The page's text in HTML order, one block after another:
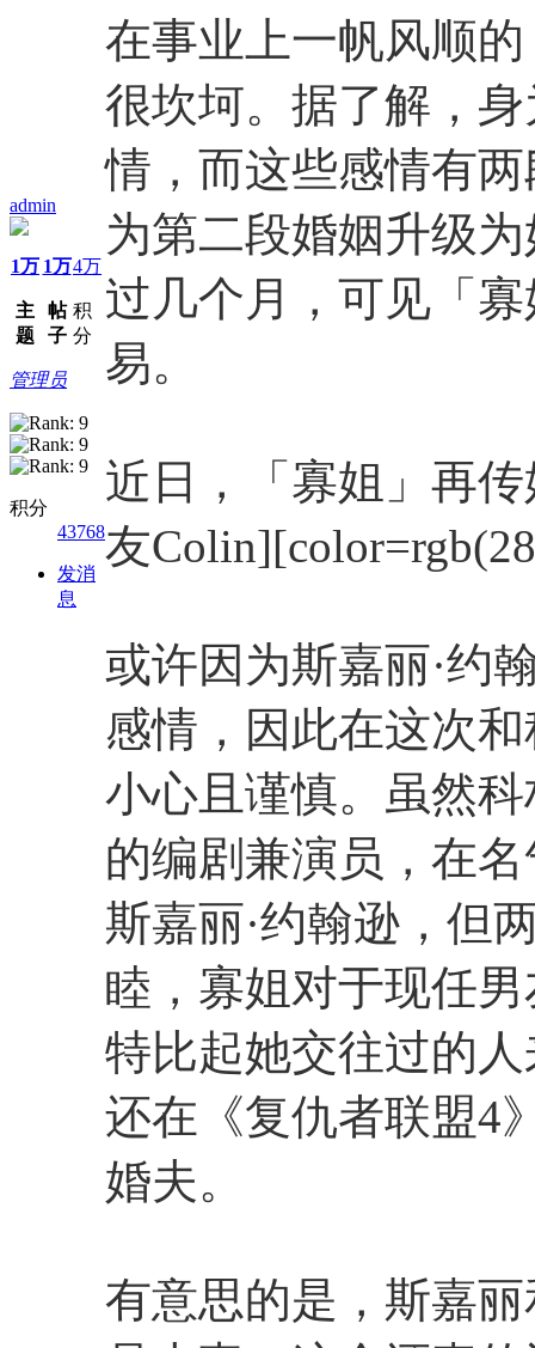
admin
1万
主
题
1万
帖
子
4万
积
分
管理员
积分
43768
发消
息
在事业上一帆风顺
很坎坷。据了解，
情，而这些感情有
为第二段婚姻升级
过几个月，可见「
易。
近日，「寡姐」再
友
或许因为斯嘉丽·约
感情，因此在这次
小心且谨慎。虽然
的编剧兼演员，在
斯嘉丽·约翰逊，但
睦，寡姐对于现任
特比起她交往过的
还在《复仇者联盟4
婚夫。
有意思的是，斯嘉